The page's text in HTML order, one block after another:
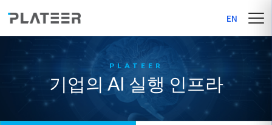
EN
기업의 AI 실행 인프라